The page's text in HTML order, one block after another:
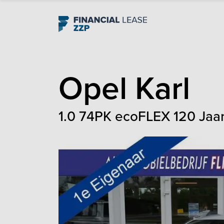
Navigation
Opel Karl
1.0 74PK ecoFLEX 120